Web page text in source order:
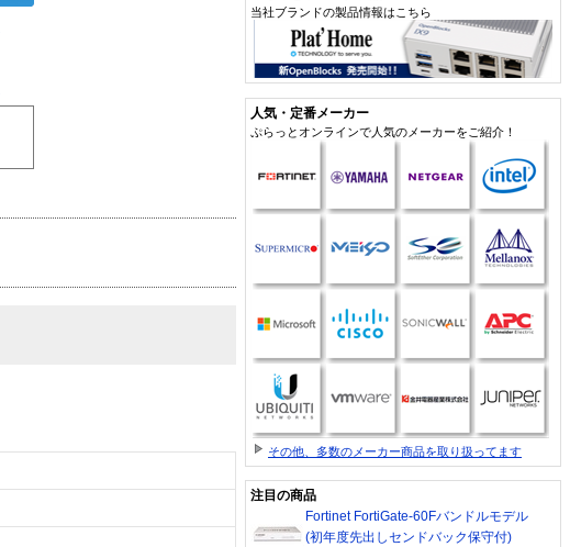
当社ブランドの製品情報はこちら
人気・定番メーカー
ぷらっとオンラインで人気のメーカーをご紹介！
その他、多数のメーカー商品を取り扱ってます
注目の商品
Fortinet FortiGate-60Fバンドルモデル
(初年度先出しセンドバック保守付)